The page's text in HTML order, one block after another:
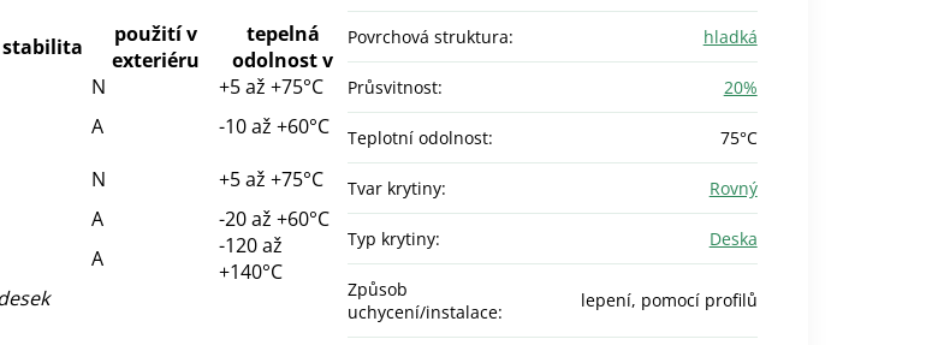
stabilita
použití v
exteriéru
tepelná
odolnost v
N
+5 až +75°C
A
-10 až +60°C
N
+5 až +75°C
A
-20 až +60°C
A
-120 až
+140°C
Povrchová struktura: hladká
Průsvitnost: 20%
Teplotní odolnost: 75°C
Tvar krytiny: Rovný
Typ krytiny: Deska
Způsob
uchycení/instalace:
lepení, pomocí profilů